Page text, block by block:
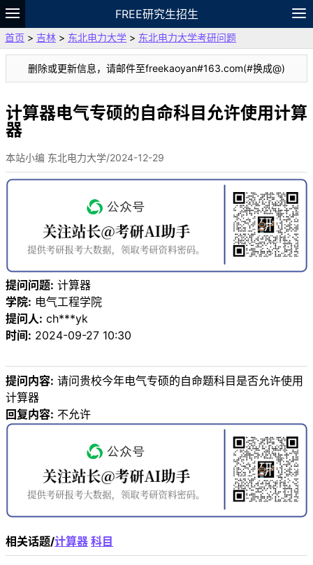
FREE研究生招生
题库
故事 专题 APP 笔记
论坛
VIP
资料
首页 > 吉林 > 东北电力大学 > 东北电力大学考研问题
删除或更新信息，请邮件至freekaoyan#163.com(#换成@)
计算器电气专硕的自命科目允许使用计算
器
本站小编 东北电力大学/2024-12-29
提问问题: 计算器
学院: 电气工程学院
提问人: ch***yk
时间: 2024-09-27 10:30
提问内容: 请问贵校今年电气专硕的自命题科目是否允许使用
计算器
回复内容: 不允许
相关话题/计算器 科目